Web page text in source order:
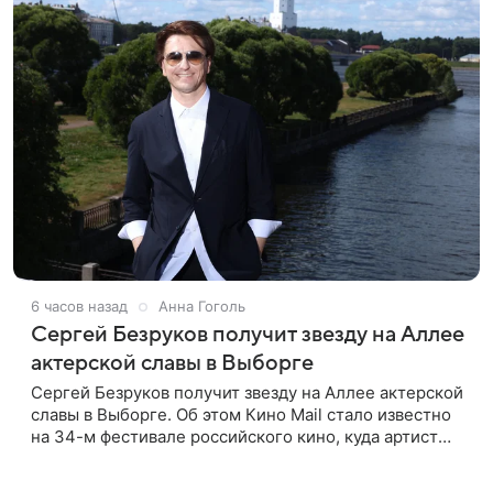
6 часов назад Анна Гоголь
Сергей Безруков получит звезду на Аллее
актерской славы в Выборге
Сергей Безруков получит звезду на Аллее актерской
славы в Выборге. Об этом Кино Mail стало известно
на 34-м фестивале российского кино, куда артист